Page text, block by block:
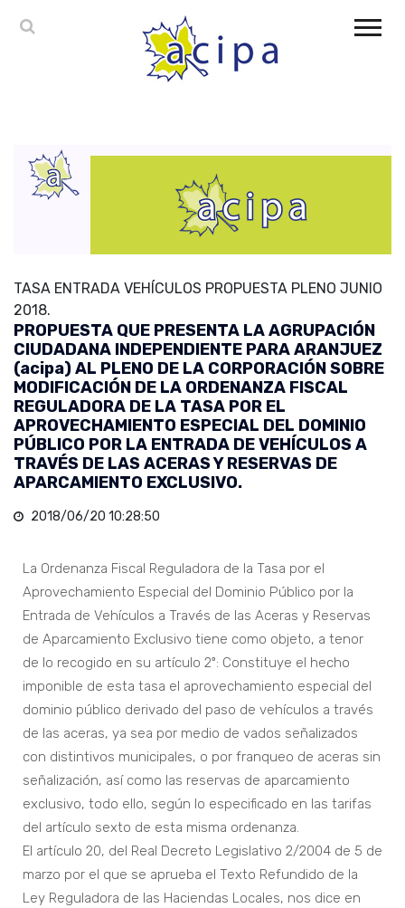
TASA ENTRADA VEHÍCULOS PROPUESTA PLENO JUNIO
2018.
PROPUESTA QUE PRESENTA LA AGRUPACIÓN
CIUDADANA INDEPENDIENTE PARA ARANJUEZ
(acipa) AL PLENO DE LA CORPORACIÓN SOBRE
MODIFICACIÓN DE LA ORDENANZA FISCAL
REGULADORA DE LA TASA POR EL
APROVECHAMIENTO ESPECIAL DEL DOMINIO
PÚBLICO POR LA ENTRADA DE VEHÍCULOS A
TRAVÉS DE LAS ACERAS Y RESERVAS DE
APARCAMIENTO EXCLUSIVO.
2018/06/20 10:28:50
La Ordenanza Fiscal Reguladora de la Tasa por el
Aprovechamiento Especial del Dominio Público por la
Entrada de Vehículos a Través de las Aceras y Reservas
de Aparcamiento Exclusivo tiene como objeto, a tenor
de lo recogido en su artículo 2º: Constituye el hecho
imponible de esta tasa el aprovechamiento especial del
dominio público derivado del paso de vehículos a través
de las aceras, ya sea por medio de vados señalizados
con distintivos municipales, o por franqueo de aceras sin
señalización, así como las reservas de aparcamiento
exclusivo, todo ello, según lo especificado en las tarifas
del artículo sexto de esta misma ordenanza.
El artículo 20, del Real Decreto Legislativo 2/2004 de 5 de
marzo por el que se aprueba el Texto Refundido de la
Ley Reguladora de las Haciendas Locales, nos dice en